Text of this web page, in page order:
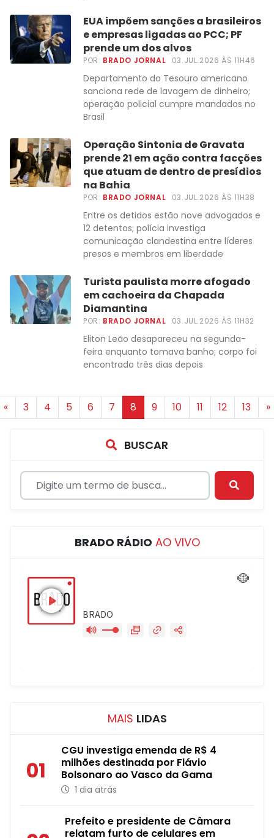
EUA impõem sanções a brasileiros
e empresas ligadas ao PCC; PF
prende um dos alvos
POR: BRADO JORNAL 03.JUL.2026 ÀS 11H46
Departamento do Tesouro americano
sanciona rede de lavagem de dinheiro;
operação policial cumpre mandados no
Brasil
Operação Sintonia de Gravata
prende 21 em ação contra facções
que atuam de dentro de presídios
na Bahia
POR: BRADO JORNAL 03.JUL.2026 ÀS 11H38
Entre os detidos estão nove advogados e
12 detentos; polícia investiga
comunicação clandestina entre líderes
presos e membros em liberdade
Turista paulista morre afogado
em cachoeira da Chapada
Diamantina
POR: BRADO JORNAL 03.JUL.2026 ÀS 11H32
Eliton Leão desapareceu na segunda-
feira enquanto tomava banho; corpo foi
encontrado três dias depois
« 3 4 5 6 7 8 9 10 11 12 13 »
BUSCAR
BRADO RÁDIO AO VIVO
MAIS LIDAS
01
CGU investiga emenda de R$ 4
milhões destinada por Flávio
Bolsonaro ao Vasco da Gama
1 dia atrás
Prefeito e presidente de Câmara
relatam furto de celulares em